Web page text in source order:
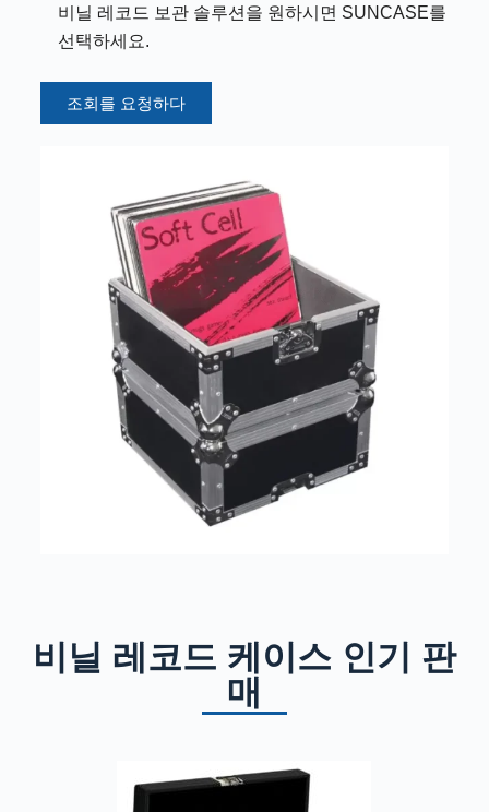
비닐 레코드 보관 솔루션을 원하시면 SUNCASE를
선택하세요.
조회를 요청하다
비닐 레코드 케이스 인기 판
매